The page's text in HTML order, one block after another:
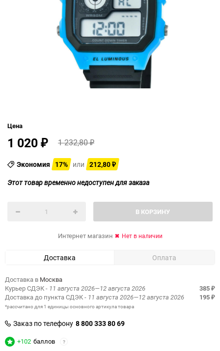
Цена
1 020 ₽ 1 232,80₽
Экономия 17% или 212,80 ₽
Этот товар временно недоступен для заказа
В КОРЗИНУ
Интернет магазин Нет в наличии
Доставка Оплата
Доставка в Москва
Курьер СДЭК- 11 августа 2026—12 августа 2026 385 ₽
Доставка до пункта СДЭК- 11 августа 2026—12 августа 2026 195 ₽
*рассчитано для 1 единицы основного артикула товара
Заказ по телефону 8 800 333 80 69
+102 баллов ?